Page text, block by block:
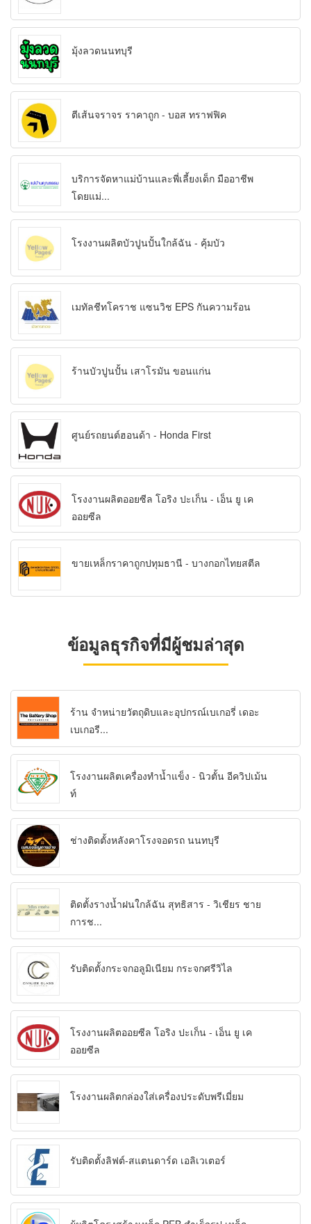
มุ้งลวดนนทบุรี
ตีเส้นจราจร ราคาถูก - บอส ทราฟฟิค
บริการจัดหาแม่บ้านและพี่เลี้ยงเด็ก มืออาชีพ
โดยแม่...
โรงงานผลิตบัวปูนปั้นใกล้ฉัน - คุ้มบัว
เมทัลชีทโคราช แซนวิช EPS กันความร้อน
ร้านบัวปูนปั้น เสาโรมัน ขอนแก่น
ศูนย์รถยนต์ฮอนด้า - Honda First
โรงงานผลิตออยซีล โอริง ปะเก็น - เอ็น ยู เค
ออยซีล
ขายเหล็กราคาถูกปทุมธานี - บางกอกไทยสตีล
ข้อมูลธุรกิจที่มีผู้ชมล่าสุด
ร้าน จำหน่ายวัตถุดิบและอุปกรณ์เบเกอรี่ เดอะ
เบเกอรี...
โรงงานผลิตเครื่องทำน้ำแข็ง - นิวตั้น อีควิปเม้น
ท์
ช่างติดตั้งหลังคาโรงจอดรถ นนทบุรี
ติดตั้งรางน้ำฝนใกล้ฉัน สุทธิสาร - วิเชียร ชาย
การช...
รับติดตั้งกระจกอลูมิเนียม กระจกศรีวิไล
โรงงานผลิตออยซีล โอริง ปะเก็น - เอ็น ยู เค
ออยซีล
โรงงานผลิตกล่องใส่เครื่องประดับพรีเมี่ยม
รับติดตั้งลิฟต์-สแตนดาร์ด เอลิเวเตอร์